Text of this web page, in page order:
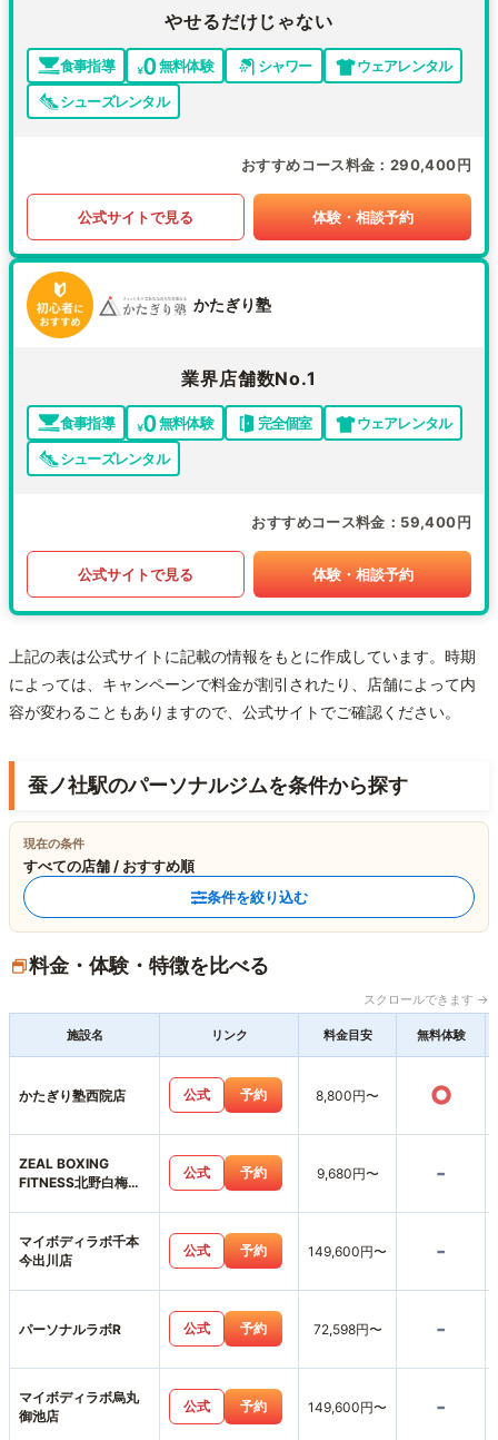
やせるだけじゃない
食事指導 無料体験 シャワー
ウェアレンタル
シューズレンタル
おすすめコース料金 290,400円
公式サイトで見る 体験・相談予約
かたぎり塾
業界店舗数No.1
食事指導 無料体験 完全個室
ウェアレンタル
シューズレンタル
おすすめコース料金 59,400円
公式サイトで見る 体験・相談予約
上記の表は公式サイトに記載の情報をもとに作成しています。時期
によっては、キャンペーンで料金が割引されたり、店舗によって内
容が変わることもありますので、公式サイトでご確認ください。
蚕ノ社駅のパーソナルジムを条件から探す
現在の条件
すべての店舗 / おすすめ順
条件を絞り込む
料金・体験・特徴を比べる
スクロールできます →
施設名 リンク 料金目安 無料体験
かたぎり塾西院店 公式 予約 8,800円〜 ○
ZEAL BOXING
FITNESS北野白梅町
公式 予約 9,680円〜 -
マイボディラボ千本
今出川店
公式 予約 149,600円〜 -
パーソナルラボR 公式 予約 72,598円〜 -
マイボディラボ烏丸
御池店
公式 予約 149,600円〜 -